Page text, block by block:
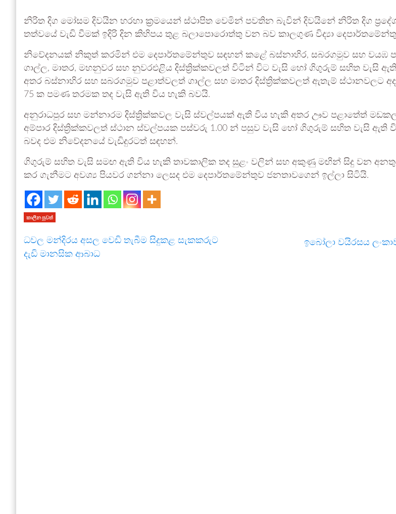
නිරිත දිග මෝසම දිවයින හරහා ක්‍රමයෙන් ස්ථාපිත වෙමින් පවතින බැවින් දිවයිනේ නිරිත දිග
තත්වයේ වැඩි වීමක් ඉදිරි දින කිහිපය තුළ බලාපොරොත්තු වන බව කාලගුණ විද්‍යා
නිවේදනයක් නිකුත් කරමින් එම දෙපාර්තමේන්තුව සඳහන් කළේ බස්නාහිර, සබරගමුව සහ වයඹ
ගාල්ල, මාතර, මහනුවර සහ නුවරඑළිය දිස්ත්‍රික්කවලත් විටින් විට වැසි හෝ ගිගුරුම් සහිත වැසි
අතර බස්නාහිර සහ සබරගමුව පළාත්වලත් ගාල්ල සහ මාතර දිස්ත්‍රික්කවලත් ඇතැම් ස්ථානවලට අද
75 ක පමණ තරමක තද වැසි ඇති විය හැකි බවයි.
අනුරාධපුර සහ මන්නාරම දිස්ත්‍රික්කවල වැසි ස්වල්පයක් ඇති විය හැකි අතර ඌව පළාතේත්
අම්පාර දිස්ත්‍රික්කවලත් ස්ථාන ස්වල්පයක පස්වරු 1.00 න් පසුව වැසි හෝ ගිගුරුම් සහිත වැසි ඇති
බවද එම නිවේදනයේ වැඩිදුරටත් සඳහන්.
ගිගුරුම් සහිත වැසි සමඟ ඇති විය හැකි තාවකාලික තද සුළං වලින් සහ අකුණු මඟින් සිදු වන
කර ගැනීමට අවශ්‍ය පියවර ගන්නා ලෙසද එම දෙපාර්තමේන්තුව ජනතාවගෙන් ඉල්ලා සිටියි.
කාලීන පුවත්
ධවල මන්දිරය අසල වෙඩි තැබීම සිදුකළ සැකකරුට
දැඩි මානසික ආබාධ
ඉබෝලා වයිරසය